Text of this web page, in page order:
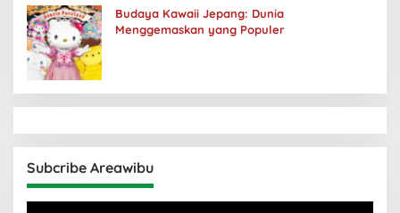
Budaya Kawaii Jepang: Dunia
Menggemaskan yang Populer
Subcribe Areawibu